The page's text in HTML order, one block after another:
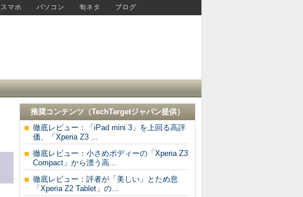
スマホ パソコン 旬ネタ ブログ
推奨コンテンツ（TechTargetジャパン提供）
徹底レビュー：「iPad mini 3」を上回る高評
価、「Xperia Z3 ...
徹底レビュー：小さめボディーの「Xperia Z3
Compact」から漂う高...
徹底レビュー：評者が「美しい」とため息
「Xperia Z2 Tablet」の...